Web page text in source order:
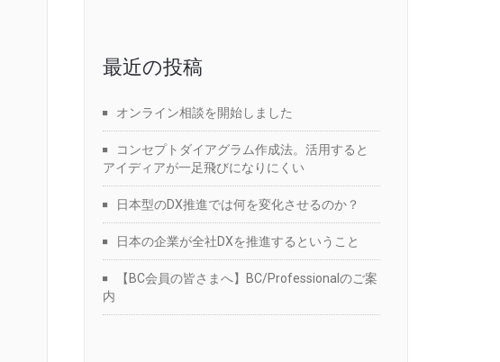
最近の投稿
オンライン相談を開始しました
コンセプトダイアグラム作成法。活用すると
アイディアが一足飛びになりにくい
日本型のDX推進では何を変化させるのか？
日本の企業が全社DXを推進するということ
【BC会員の皆さまへ】BC/Professionalのご案
内